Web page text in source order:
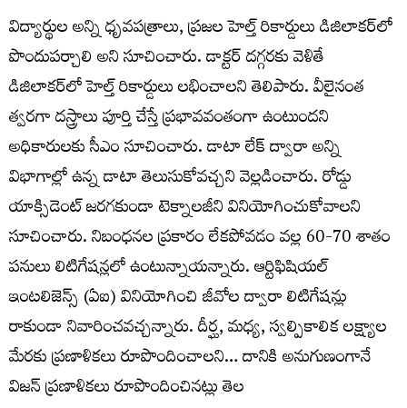
విద్యార్థుల అన్ని ధృవపత్రాలు, ప్రజల హెల్త్‌ రికార్డులు డిజిలాకర్‌లో
పొందుపర్చాలి అని సూచించారు. డాక్టర్ దగ్గరకు వెళితే
డిజిలాకర్‌లో హెల్త్‌ రికార్డులు లభించాలని తెలిపారు. వీలైనంత
త్వరగా దస్త్రాలు పూర్తి చేస్తే ప్రభావవంతంగా ఉంటుందని
అధికారులకు సీఎం సూచించారు. డాటా లేక్ ద్వారా అన్ని
విభాగాల్లో ఉన్న డాటా తెలుసుకోవచ్చని వెల్లడించారు. రోడ్డు
యాక్సిడెంట్ జరగకుండా టెక్నాలజీని వినియోగించుకోవాలని
సూచించారు. నిబంధనల ప్రకారం లేకపోవడం వల్ల 60-70 శాతం
పనులు లిటిగేషన్లలో ఉంటున్నాయన్నారు. ఆర్టిఫిషియల్
ఇంటలిజెన్స్ (ఏఐ) వినియోగించి జీవోల ద్వారా లిటిగేషన్లు
రాకుండా నివారించవచ్చన్నారు. దీర్ఘ, మధ్య, స్వల్పికాలిక లక్ష్యాల
మేరకు ప్రణాళికలు రూపొందించాలని… దానికి అనుగుణంగానే
విజన్‌ ప్రణాళికలు రూపొందించినట్లు తెల